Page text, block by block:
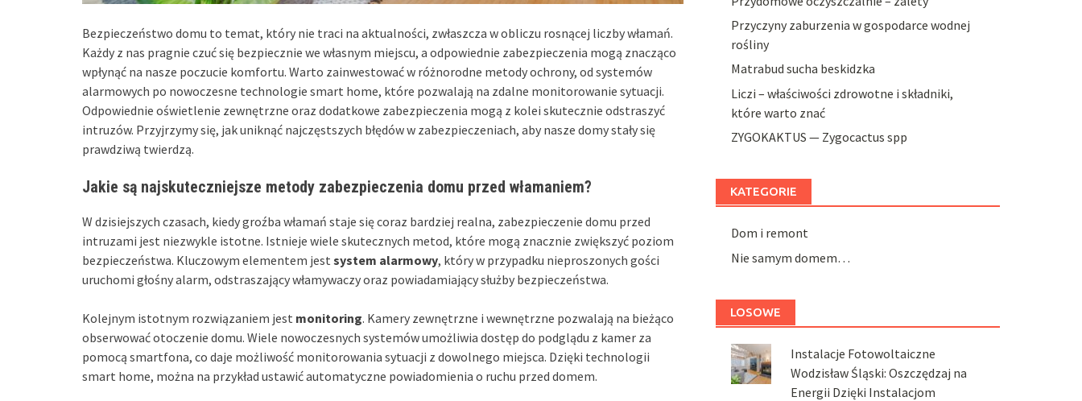
Bezpieczeństwo domu to temat, który nie traci na aktualności, zwłaszcza w obliczu rosnącej liczby włamań.
Każdy z nas pragnie czuć się bezpiecznie we własnym miejscu, a odpowiednie zabezpieczenia mogą znacząco
wpłynąć na nasze poczucie komfortu. Warto zainwestować w różnorodne metody ochrony, od systemów
alarmowych po nowoczesne technologie smart home, które pozwalają na zdalne monitorowanie sytuacji.
Odpowiednie oświetlenie zewnętrzne oraz dodatkowe zabezpieczenia mogą z kolei skutecznie odstraszyć
intruzów. Przyjrzymy się, jak uniknąć najczęstszych błędów w zabezpieczeniach, aby nasze domy stały się
prawdziwą twierdzą.
Jakie są najskuteczniejsze metody zabezpieczenia domu przed włamaniem?
W dzisiejszych czasach, kiedy groźba włamań staje się coraz bardziej realna, zabezpieczenie domu przed
intruzami jest niezwykle istotne. Istnieje wiele skutecznych metod, które mogą znacznie zwiększyć poziom
bezpieczeństwa. Kluczowym elementem jest system alarmowy, który w przypadku nieproszonych gości
uruchomi głośny alarm, odstraszający włamywaczy oraz powiadamiający służby bezpieczeństwa.
Kolejnym istotnym rozwiązaniem jest monitoring. Kamery zewnętrzne i wewnętrzne pozwalają na bieżąco
obserwować otoczenie domu. Wiele nowoczesnych systemów umożliwia dostęp do podglądu z kamer za
pomocą smartfona, co daje możliwość monitorowania sytuacji z dowolnego miejsca. Dzięki technologii
smart home, można na przykład ustawić automatyczne powiadomienia o ruchu przed domem.
Przyczyny zaburzenia w gospodarce wodnej
rośliny
Matrabud sucha beskidzka
Liczi – właściwości zdrowotne i składniki,
które warto znać
ZYGOKAKTUS — Zygocactus spp
KATEGORIE
Dom i remont
Nie samym domem…
LOSOWE
Instalacje Fotowoltaiczne
Wodzisław Śląski: Oszczędzaj na
Energii Dzięki Instalacjom